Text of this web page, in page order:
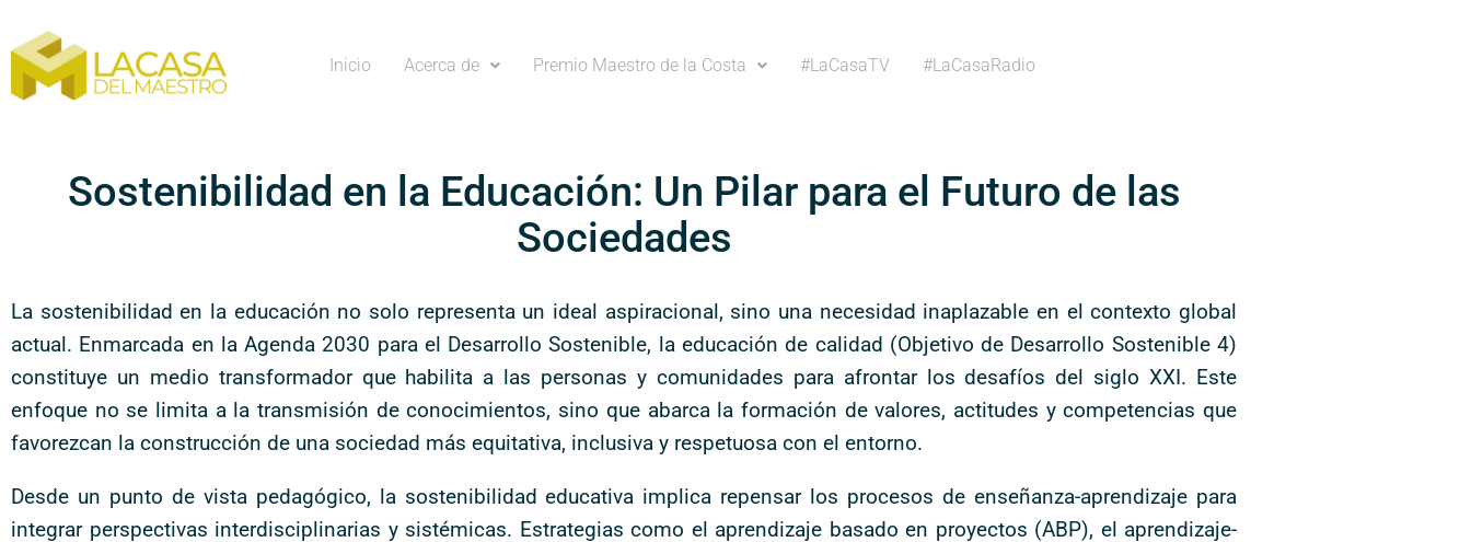
Inicio Acerca de Premio Maestro de la Costa #LaCasaTV #LaCasaRadio
Sostenibilidad en la Educación: Un Pilar para el Futuro de las
Sociedades
La sostenibilidad en la educación no solo representa un ideal aspiracional, sino una necesidad inaplazable en el contexto global
actual. Enmarcada en la Agenda 2030 para el Desarrollo Sostenible, la educación de calidad (Objetivo de Desarrollo Sostenible 4)
constituye un medio transformador que habilita a las personas y comunidades para afrontar los desafíos del siglo XXI. Este
enfoque no se limita a la transmisión de conocimientos, sino que abarca la formación de valores, actitudes y competencias que
favorezcan la construcción de una sociedad más equitativa, inclusiva y respetuosa con el entorno.
Desde un punto de vista pedagógico, la sostenibilidad educativa implica repensar los procesos de enseñanza-aprendizaje para
integrar perspectivas interdisciplinarias y sistémicas. Estrategias como el aprendizaje basado en proyectos (ABP), el aprendizaje-